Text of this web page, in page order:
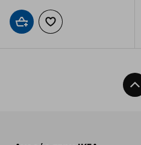
Προσθήκη στο καλάθι
Προσθήκη στα αγαπημένα